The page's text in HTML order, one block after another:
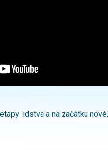
lidstva a na začátku nové.